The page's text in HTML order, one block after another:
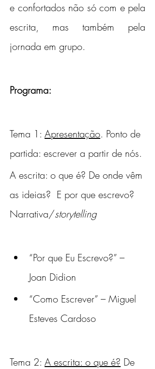
e confortados não só com e pela
escrita, mas também pela
jornada em grupo.
Programa:
Tema 1: Apresentação. Ponto de
partida: escrever a partir de nós.
A escrita: o que é? De onde vêm
as ideias?  E por que escrevo?
Narrativa/storytelling
“Por que Eu Escrevo?” –
Joan Didion
“Como Escrever” – Miguel
Esteves Cardoso
Tema 2: A escrita: o que é? De